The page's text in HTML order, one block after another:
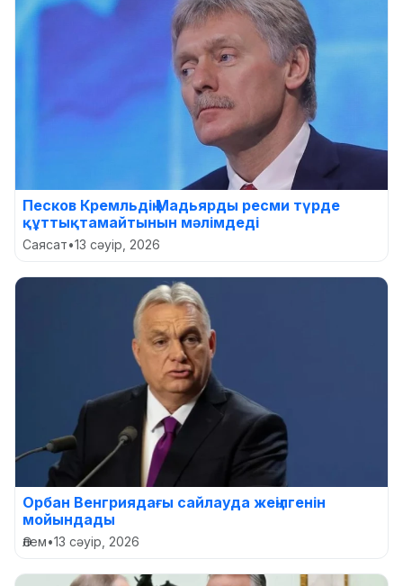
Песков Кремльдің Мадьярды ресми түрде
құттықтамайтынын мәлімдеді
Саясат•13 сәуір, 2026
Орбан Венгриядағы сайлауда жеңілгенін
мойындады
Әлем•13 сәуір, 2026